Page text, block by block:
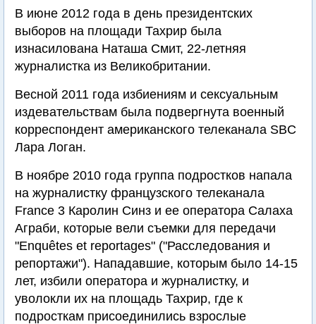
В июне 2012 года в день президентских
выборов на площади Тахрир была
изнасилована Наташа Смит, 22-летняя
журналистка из Великобритании.
Весной 2011 года избиениям и сексуальным
издевательствам была подвергнута военный
корреспондент американского телеканала SBC
Лара Логан.
В ноябре 2010 года группа подростков напала
на журналистку французского телеканала
France 3 Каролин Синз и ее оператора Салаха
Аграби, которые вели съемки для передачи
"Enquêtes et reportages" ("Расследования и
репортажи"). Нападавшие, которым было 14-15
лет, избили оператора и журналистку, и
уволокли их на площадь Тахрир, где к
подросткам присоединились взрослые